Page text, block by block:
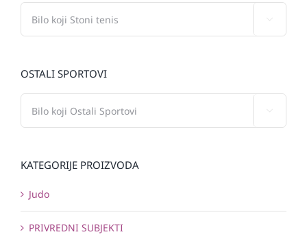
OSTALI SPORTOVI
KATEGORIJE PROIZVODA
Judo
PRIVREDNI SUBJEKTI